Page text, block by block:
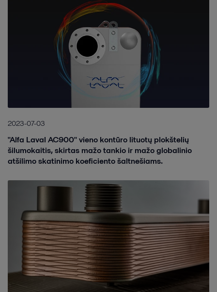
2023-07-03
"Alfa Laval AC900" vieno kontūro lituotų plokštelių
šilumokaitis, skirtas mažo tankio ir mažo globalinio
atšilimo skatinimo koeficiento šaltnešiams.